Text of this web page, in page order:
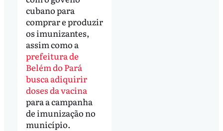
cubano para
comprar e produzir
os imunizantes,
assim como a
prefeitura de
Belém do Pará
busca adiquirir
doses da vacina
para a campanha
de imunização no
município.